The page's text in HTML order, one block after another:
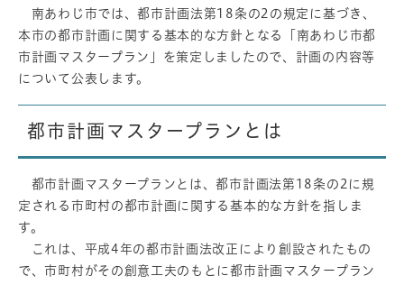
南あわじ市では、都市計画法第18条の2の規定に基づき、
本市の都市計画に関する基本的な方針となる「南あわじ市都
市計画マスタープラン」を策定しましたので、計画の内容等
について公表します。
都市計画マスタープランとは
都市計画マスタープランとは、都市計画法第18条の2に規
定される市町村の都市計画に関する基本的な方針を指しま
す。
これは、平成4年の都市計画法改正により創設されたもの
で、市町村がその創意工夫のもとに都市計画マスタープラン